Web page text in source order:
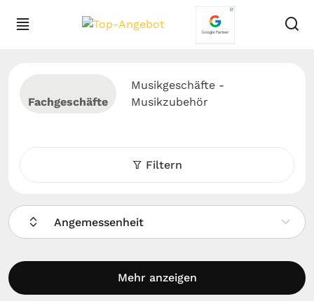
Fachgeschäfte
Musikgeschäfte -
Musikzubehör
Filtern
Angemessenheit
Mehr anzeigen